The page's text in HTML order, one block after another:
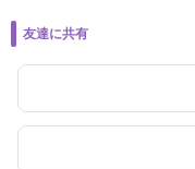
友達に共有